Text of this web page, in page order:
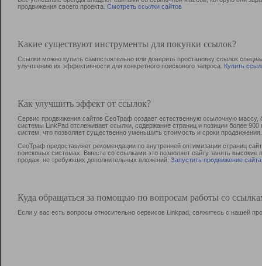
продвижения своего проекта. Смотреть ссылки сайтов
Какие существуют инструменты для покупки ссылок?
Ссылки можно купить самостоятельно или доверить простановку ссылок
улучшению их эффективности для конкретного поискового запроса. Купить
Как улучшить эффект от ссылок?
Сервис продвижения сайтов СеоТраф создает естественную ссылочную
системы LinkPad отслеживает ссылки, содержание страниц и позиции более
систем, что позволяет существенно уменьшить стоимость и сроки продвижения.
СеоТраф предоставляет рекомендации по внутренней оптимизации страниц
поисковых системах. Вместе со ссылками это позволяет сайту занять
продаж, не требующих дополнительных вложений. Запустить продвижение сайта
Куда обращаться за помощью по вопросам работы со
Если у вас есть вопросы относительно сервисов Linkpad, свяжитесь с нашей